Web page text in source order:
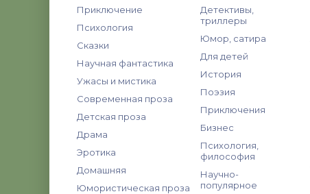
Приключение
Психология
Сказки
Научная фантастика
Ужасы и мистика
Современная проза
Детская проза
Драма
Эротика
Домашняя
Юмористическая проза
Детективы,
триллеры
Юмор, сатира
Для детей
История
Поэзия
Приключения
Бизнес
Психология,
философия
Научно-
популярное